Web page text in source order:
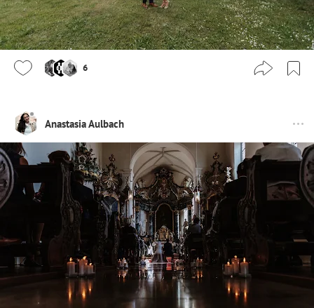
6
Anastasia Aulbach